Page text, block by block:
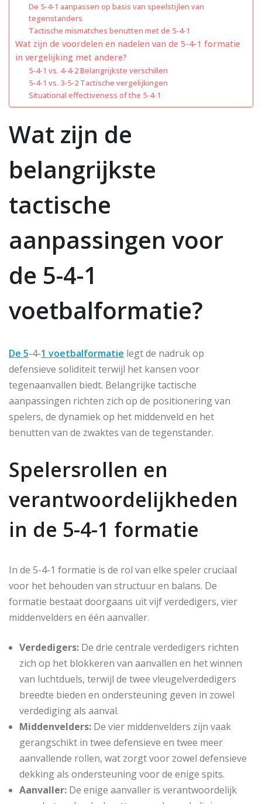
De 5-4-1 aanpassen op basis van speelstijlen van
tegenstanders
Tactische mismatches benutten met de 5-4-1
Wat zijn de voordelen en nadelen van de 5-4-1 formatie
in vergelijking met andere?
5-4-1 vs. 4-4-2 Belangrijkste verschillen
5-4-1 vs. 3-5-2 Tactische vergelijkingen
Situational effectiveness of the 5-4-1
Wat zijn de
belangrijkste
tactische
aanpassingen voor
de 5-4-1
voetbalformatie?
De 5-4-1 voetbalformatie legt de nadruk op
defensieve soliditeit terwijl het kansen voor
tegenaanvallen biedt. Belangrijke tactische
aanpassingen richten zich op de positionering van
spelers, de dynamiek op het middenveld en het
benutten van de zwaktes van de tegenstander.
Spelersrollen en
verantwoordelijkheden
in de 5-4-1 formatie
In de 5-4-1 formatie is de rol van elke speler cruciaal
voor het behouden van structuur en balans. De
formatie bestaat doorgaans uit vijf verdedigers, vier
middenvelders en één aanvaller.
Verdedigers: De drie centrale verdedigers richten
zich op het blokkeren van aanvallen en het winnen
van luchtduels, terwijl de twee vleugelverdedigers
breedte bieden en ondersteuning geven in zowel
verdediging als aanval.
Middenvelders: De vier middenvelders zijn vaak
gerangschikt in twee defensieve en twee meer
aanvallende rollen, wat zorgt voor zowel defensieve
dekking als ondersteuning voor de enige spits.
Aanvaller: De enige aanvaller is verantwoordelijk